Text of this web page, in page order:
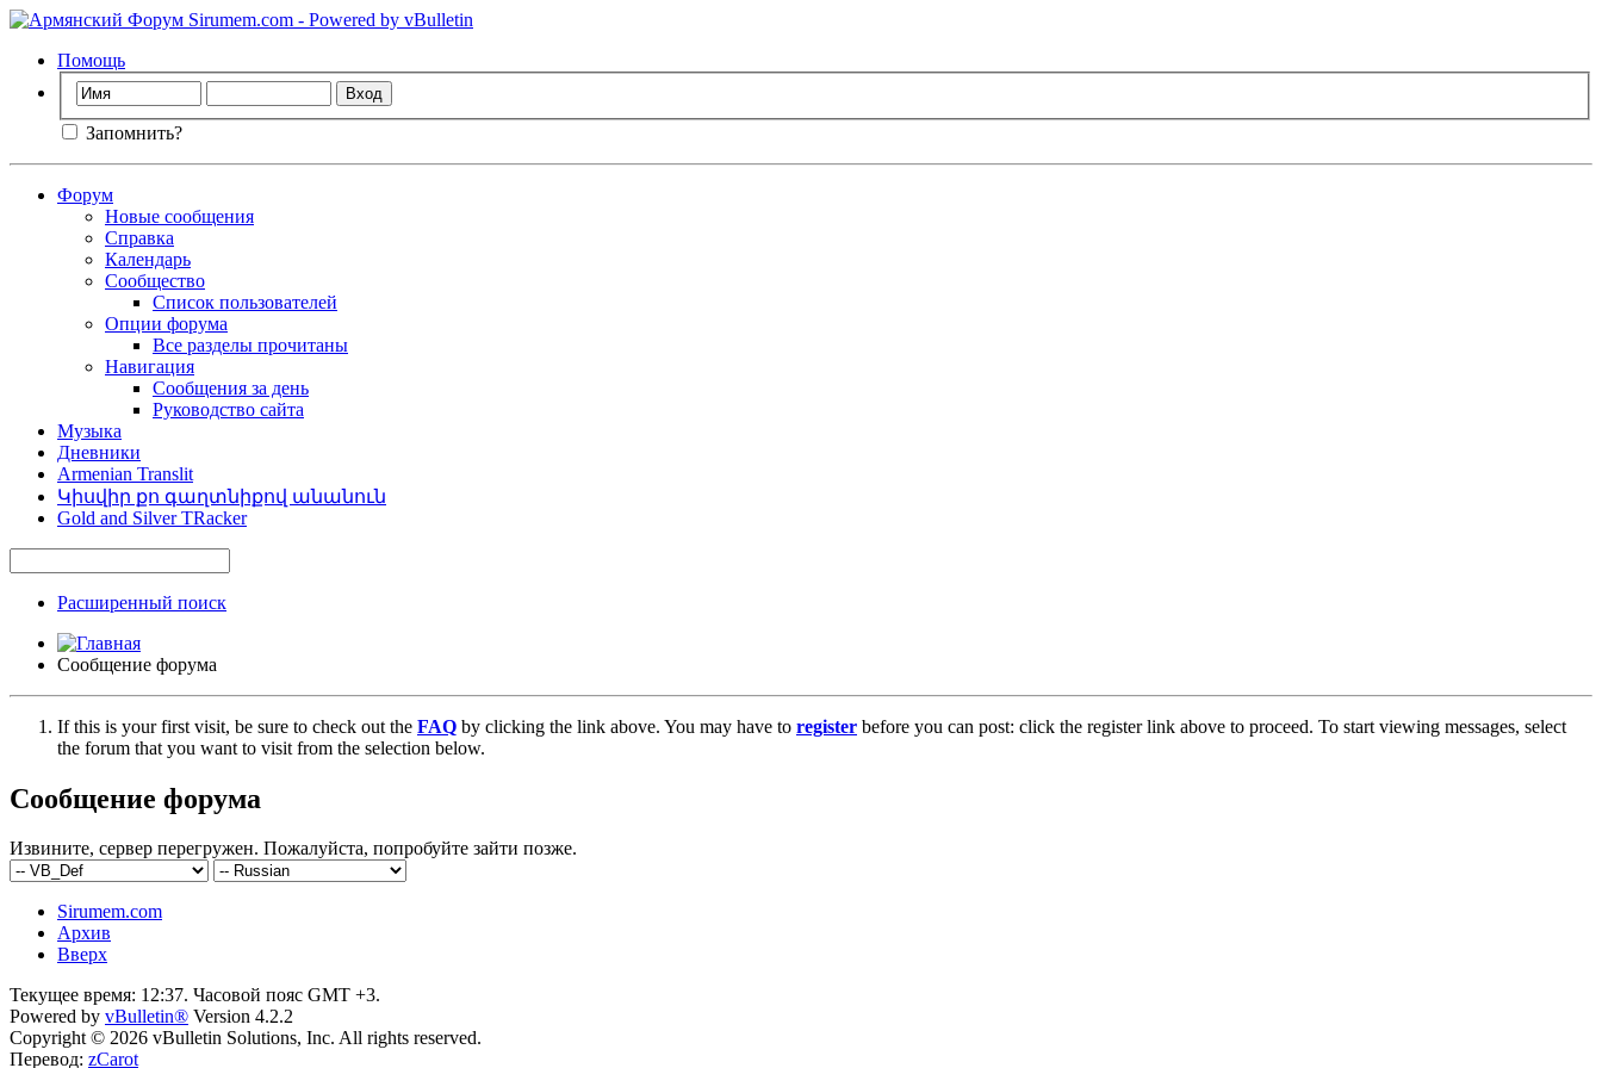
Помощь
Запомнить?
Форум
Новые сообщения
Справка
Календарь
Сообщество
Список пользователей
Опции форума
Все разделы прочитаны
Навигация
Сообщения за день
Руководство сайта
Музыка
Дневники
Armenian Translit
Կիսվիր քո գաղտնիքով անանուն
Gold and Silver TRacker
Расширенный поиск
Сообщение форума
If this is your first visit, be sure to check out the FAQ by clicking the link above. You may have to register before you can post: click the register link above to proceed. To start viewing messages, select
the forum that you want to visit from the selection below.
Сообщение форума
Извините, сервер перегружен. Пожалуйста, попробуйте зайти позже.
Sirumem.com
Архив
Вверх
Текущее время: 12:37. Часовой пояс GMT +3.
Powered by vBulletin® Version 4.2.2
Copyright © 2026 vBulletin Solutions, Inc. All rights reserved.
Перевод: zCarot